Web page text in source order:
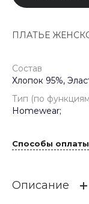
ПЛАТЬЕ ЖЕНСКОЕ
Состав
Хлопок 95%,
Тип (по
Homewear;
Способы оплаты
Описание